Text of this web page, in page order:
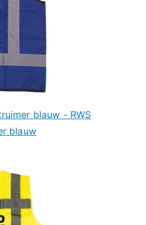
blauw - RWS
blauw